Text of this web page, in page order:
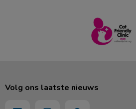
Volg ons laatste nieuws